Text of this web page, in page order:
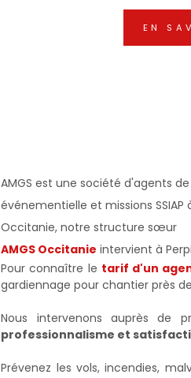
EN
AMGS est une société d'agents
événementielle et missions
Occitanie, notre structure sœur
AMGS Occitanie intervient à
Pour connaître le tarif d'un
gardiennage pour chantier près
Nous intervenons auprès de
professionnalisme et
Prévenez les vols, incendies,